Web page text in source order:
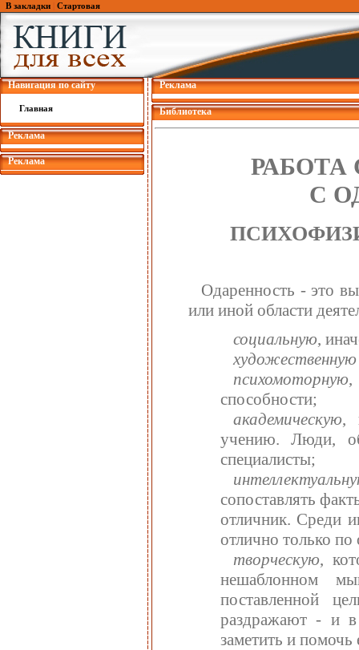
В закладки Стартовая
Навигация по сайту
Главная
Реклама
Реклама
Реклама
Библиотека
РАБОТА
С
Одаренность - это
или иной области
социальную,
художественную
психомоторную,
способности;
академическую,
учению. Люди,
специалисты;
сопоставлять
отличник. Среди
отлично только
творческую,
нешаблонном
поставленной
раздражают - и
заметить и помочь